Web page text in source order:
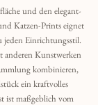
und den elegant-
Katzen-Prints eignet
jeden Einrichtungsstil.
anderen Kunstwerken
kombinieren,
ein kraftvolles
ist maßgeblich vom